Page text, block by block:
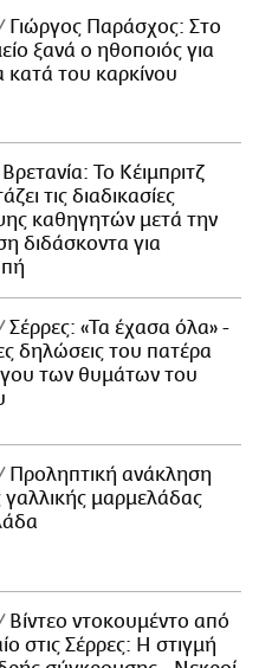
Γιώργος Παράσχος: Στο
ξανά ο ηθοποιός για
κατά του καρκίνου
Το Κέιμπριτζ
τις διαδικασίες
καθηγητών μετά την
διδάσκοντα για
Σέρρες: «Τα έχασα όλα» -
δηλώσεις του πατέρα
των θυμάτων του
Προληπτική ανάκληση
μαρμελάδας
Βίντεο ντοκουμέντο από
στις Σέρρες: Η στιγμή